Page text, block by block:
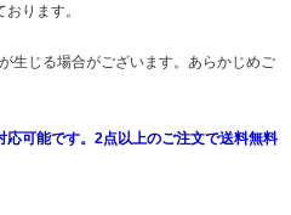
ります。
生じる場合がございます。あらかじめご
可能です。2点以上のご注文で送料無料